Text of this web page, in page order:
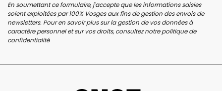
En soumettant ce formulaire, j'accepte que les informations saisies
soient exploitées par 100% Vosges aux fins de gestion des envois de
newsletters. Pour en savoir plus sur la gestion de vos données à
caractère personnel et sur vos droits, consultez notrepolitique de
confidentialité